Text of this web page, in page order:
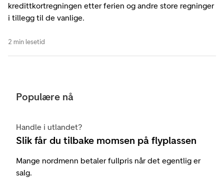
kredittkortregningen etter ferien og andre store regninger
i tillegg til de vanlige.
2 min lesetid
Populære nå
Handle i utlandet?
Slik får du tilbake momsen på flyplassen
Mange nordmenn betaler fullpris når det egentlig er
salg.